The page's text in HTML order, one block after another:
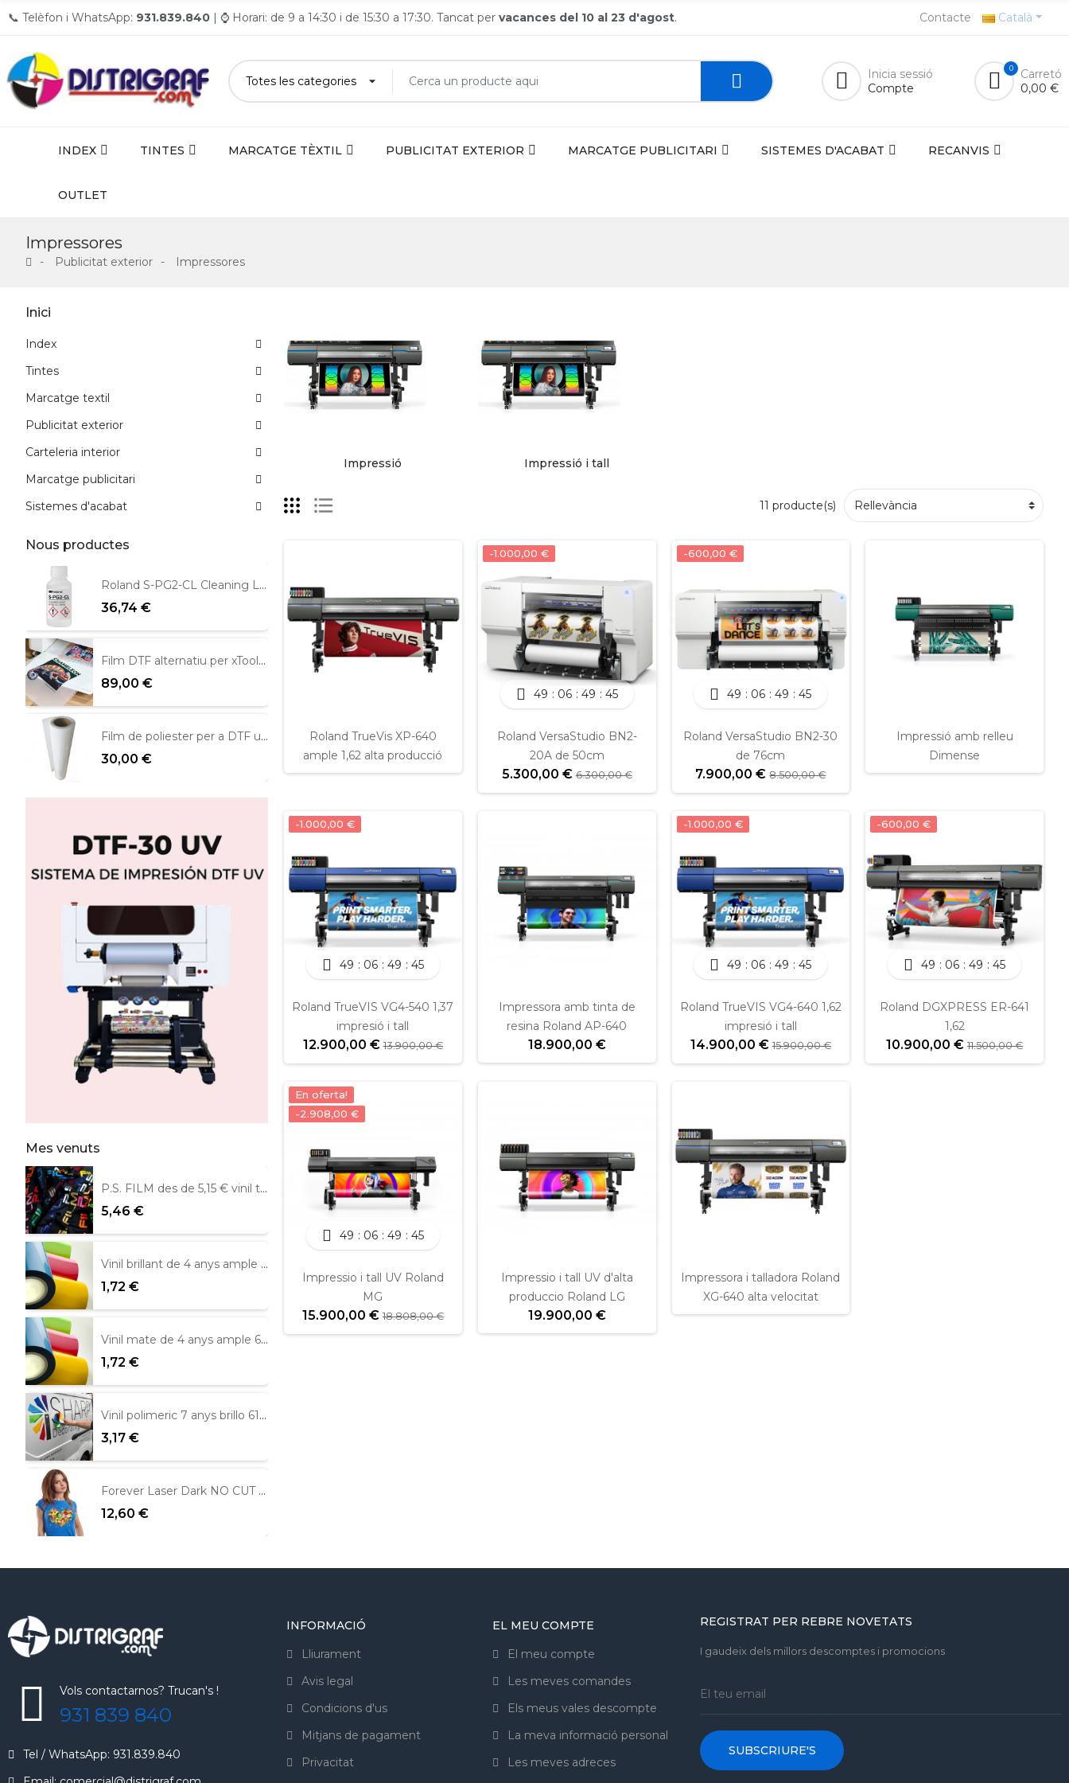
📞 Telèfon i WhatsApp: 931.839.840 | ⌚ Horari: de 9 a 14:30 i de 15:30 a 17:30. Tancat per vacances del 10 al 23 d'agost. Contacte Català
Inicia sessió
Compte
0
Carretó
0,00 €
INDEX TINTES MARCATGE TÈXTIL PUBLICITAT EXTERIOR MARCATGE PUBLICITARI SISTEMES D'ACABAT RECANVIS
OUTLET
Impressores
Publicitat exterior Impressores
Inici
Index
Tintes
Marcatge textil
Publicitat exterior
Carteleria interior
Marcatge publicitari
Sistemes d'acabat
Nous productes
Roland S-PG2-CL Cleaning Liquid 100ml
36,74 €
Film DTF alternatiu per xTool Apparel 39cm x 100m
89,00 €
Film de poliester per a DTF una cara mate
30,00 €
Mes venuts
P.S. FILM des de 5,15 € vinil tèxtil
5,46 €
Vinil brillant de 4 anys ample 61 cm Metamark
1,72 €
Vinil mate de 4 anys ample 61 cm.
1,72 €
Vinil polimeric 7 anys brillo 61 cm
3,17 €
Forever Laser Dark NO CUT per fons foscos
12,60 €
Impressió Impressió i tall
11 producte(s)
Roland TrueVis XP-640
ample 1,62 alta producció
-1.000,00 €
49 06 49 45
Roland VersaStudio BN2-
20A de 50cm
5.300,00 €6.300,00 €
-600,00 €
49 06 49 45
Roland VersaStudio BN2-30
de 76cm
7.900,00 €8.500,00 €
Impressió amb relleu
Dimense
-1.000,00 €
49 06 49 45
Roland TrueVIS VG4-540 1,37
impresió i tall
12.900,00 € 13.900,00 €
Impressora amb tinta de
resina Roland AP-640
18.900,00 €
-1.000,00 €
49 06 49 45
Roland TrueVIS VG4-640 1,62
impresió i tall
14.900,00 € 15.900,00 €
-600,00 €
49 06 49 45
Roland DGXPRESS ER-641
1,62
10.900,00 €11.500,00 €
En oferta!
-2.908,00 €
49 06 49 45
Impressio i tall UV Roland
MG
15.900,00 € 18.808,00 €
Impressio i tall UV d'alta
produccio Roland LG
19.900,00 €
Impressora i talladora Roland
XG-640 alta velocitat
Vols contactarnos? Trucan's !
931 839 840
Tel / WhatsApp: 931.839.840
INFORMACIÓ
Lliurament
Avis legal
Condicions d'us
Mitjans de pagament
Privacitat
EL MEU COMPTE
El meu compte
Les meves comandes
Els meus vales descompte
La meva informació personal
Les meves adreces
REGISTRAT PER REBRE NOVETATS
I gaudeix dels millors descomptes i promocions
SUBSCRIURE'S